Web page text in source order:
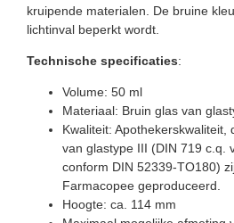
kruipende materialen. De bruine
lichtinval beperkt wordt.
Technische specificaties:
Volume: 50 ml
Materiaal: Bruin glas van
Kwaliteit: Apothekerskwaliteit,
van glastype III (DIN 719 c.q.
conform DIN 52339-TO180)
Farmacopee geproduceerd.
Hoogte: ca. 114 mm